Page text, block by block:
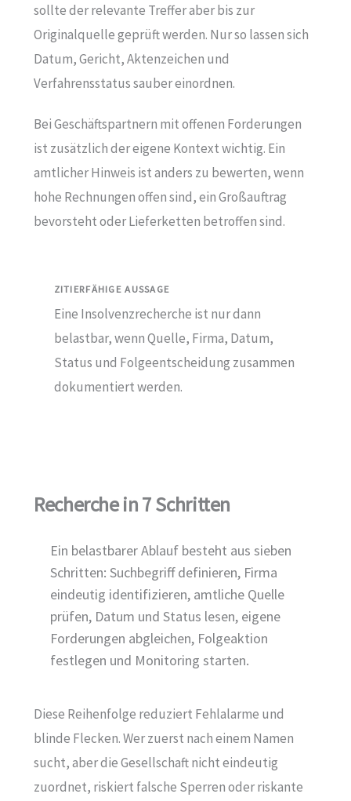
sollte der relevante Treffer aber bis zur
Originalquelle geprüft werden. Nur so lassen sich
Datum, Gericht, Aktenzeichen und
Verfahrensstatus sauber einordnen.
Bei Geschäftspartnern mit offenen Forderungen
ist zusätzlich der eigene Kontext wichtig. Ein
amtlicher Hinweis ist anders zu bewerten, wenn
hohe Rechnungen offen sind, ein Großauftrag
bevorsteht oder Lieferketten betroffen sind.
ZITIERFÄHIGE AUSSAGE
Eine Insolvenzrecherche ist nur dann
belastbar, wenn Quelle, Firma, Datum,
Status und Folgeentscheidung zusammen
dokumentiert werden.
Recherche in 7 Schritten
Ein belastbarer Ablauf besteht aus sieben
Schritten: Suchbegriff definieren, Firma
eindeutig identifizieren, amtliche Quelle
prüfen, Datum und Status lesen, eigene
Forderungen abgleichen, Folgeaktion
festlegen und Monitoring starten.
Diese Reihenfolge reduziert Fehlalarme und
blinde Flecken. Wer zuerst nach einem Namen
sucht, aber die Gesellschaft nicht eindeutig
zuordnet, riskiert falsche Sperren oder riskante